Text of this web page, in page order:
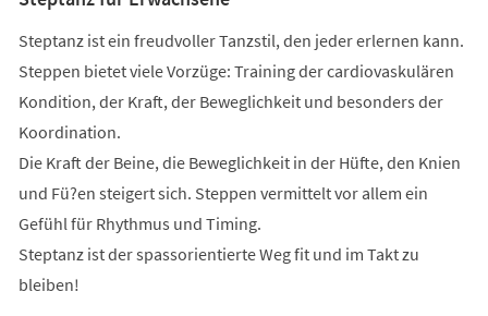
Steptanz ist ein freudvoller Tanzstil, den jeder erlernen kann.
Steppen bietet viele Vorzüge: Training der cardiovaskulären
Kondition, der Kraft, der Beweglichkeit und besonders der
Koordination.
Die Kraft der Beine, die Beweglichkeit in der Hüfte, den Knien
und Fü?en steigert sich. Steppen vermittelt vor allem ein
Gefühl für Rhythmus und Timing.
Steptanz ist der spassorientierte Weg fit und im Takt zu
bleiben!